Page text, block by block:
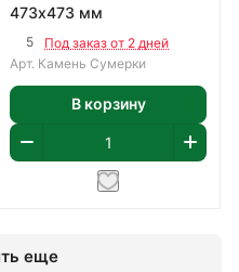
473х473 мм
5
Под заказ от 2 дней
Арт. Камень Сумерки
В корзину
еще